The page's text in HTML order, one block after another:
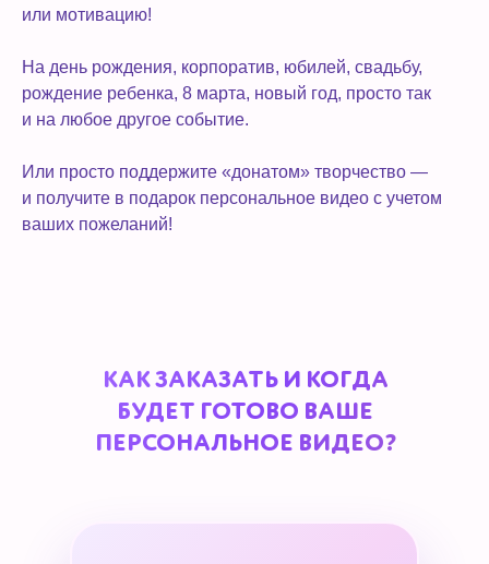
или мотивацию!
На день рождения, корпоратив, юбилей, свадьбу,
рождение ребенка, 8 марта, новый год, просто так
и на любое другое событие.
Или просто поддержите «донатом» творчество —
и получите в подарок персональное видео с учетом
ваших пожеланий!
КАК ЗАКАЗАТЬ И КОГДА
БУДЕТ ГОТОВО ВАШЕ
ПЕРСОНАЛЬНОЕ ВИДЕО?